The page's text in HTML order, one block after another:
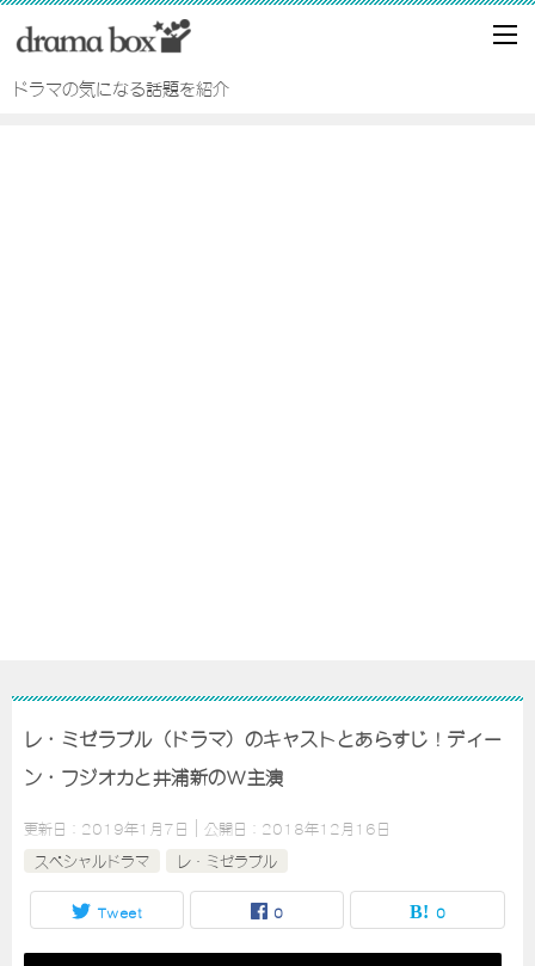
ドラマの気になる話題を紹介
レ・ミゼラブル（ドラマ）のキャストとあらすじ！ディー
ン・フジオカと井浦新のW主演
更新日： 2019年1月7日 公開日： 2018年12月16日
スペシャルドラマ
レ・ミゼラブル
Tweet 0 0